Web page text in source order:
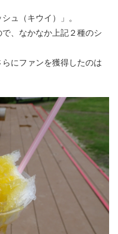
ュ（キウイ）」。
、なかなか上記２種のシ
にファンを獲得したのは